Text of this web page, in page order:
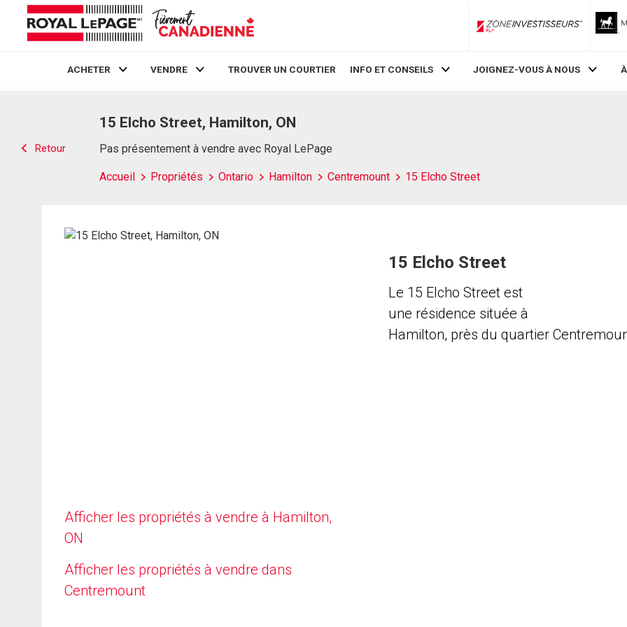
ZoneInvestisseurs RLP
ACHETER VENDRE TROUVER UN COURTIER INFO ET CONSEILS JOIGNEZ-VOUS À NOUS
Retour
15 Elcho Street, Hamilton, ON
Pas présentement à vendre avec Royal LePage
Accueil Propriétés Ontario Hamilton Centremount 15 Elcho Street
Afficher les propriétés à vendre à Hamilton,
ON
Afficher les propriétés à vendre dans
Centremount
15 Elcho Street
Le 15 Elcho Street est
une résidence située à
Hamilton, près du quartier